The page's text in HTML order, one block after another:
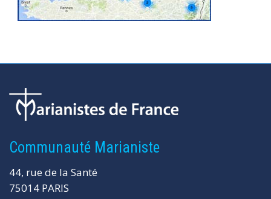
Communauté Marianiste
44, rue de la Santé
75014 PARIS